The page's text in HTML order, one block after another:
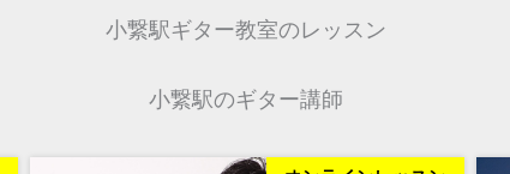
小繋駅ギター教室のレッスン
小繋駅のギター講師